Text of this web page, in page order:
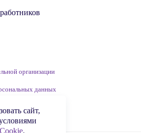
организации
данных
сайт,
.